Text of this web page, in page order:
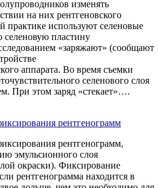
изменять
на них рентгеновского
практике используют селеновые
пластину
«заряжают» (сообщают
аппарата. Во время съемки
селенового слоя
При этом заряд «стекает»….
рентгенограмм
рентгенограмм,
эмульсионного слоя
окраски). Фиксирование
рентгенограмма находится в